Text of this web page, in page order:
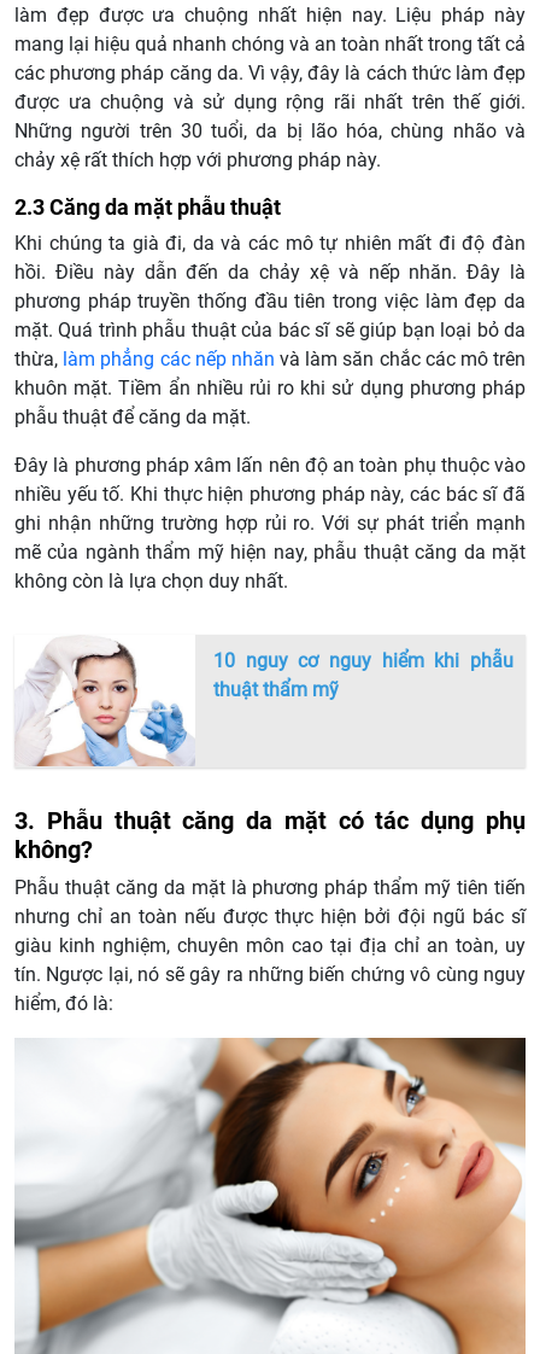
làm đẹp được ưa chuộng nhất hiện nay. Liệu pháp này
mang lại hiệu quả nhanh chóng và an toàn nhất trong tất cả
các phương pháp căng da. Vì vậy, đây là cách thức làm đẹp
được ưa chuộng và sử dụng rộng rãi nhất trên thế giới.
Những người trên 30 tuổi, da bị lão hóa, chùng nhão và
chảy xệ rất thích hợp với phương pháp này.
2.3 Căng da mặt phẫu thuật
Khi chúng ta già đi, da và các mô tự nhiên mất đi độ đàn
hồi. Điều này dẫn đến da chảy xệ và nếp nhăn. Đây là
phương pháp truyền thống đầu tiên trong việc làm đẹp da
mặt. Quá trình phẫu thuật của bác sĩ sẽ giúp bạn loại bỏ da
thừa, làm phẳng các nếp nhăn và làm săn chắc các mô trên
khuôn mặt. Tiềm ẩn nhiều rủi ro khi sử dụng phương pháp
phẫu thuật để căng da mặt.
Đây là phương pháp xâm lấn nên độ an toàn phụ thuộc vào
nhiều yếu tố. Khi thực hiện phương pháp này, các bác sĩ đã
ghi nhận những trường hợp rủi ro. Với sự phát triển mạnh
mẽ của ngành thẩm mỹ hiện nay, phẫu thuật căng da mặt
không còn là lựa chọn duy nhất.
10 nguy cơ nguy hiểm khi phẫu
thuật thẩm mỹ
3. Phẫu thuật căng da mặt có tác dụng phụ
không?
Phẫu thuật căng da mặt là phương pháp thẩm mỹ tiên tiến
nhưng chỉ an toàn nếu được thực hiện bởi đội ngũ bác sĩ
giàu kinh nghiệm, chuyên môn cao tại địa chỉ an toàn, uy
tín. Ngược lại, nó sẽ gây ra những biến chứng vô cùng nguy
hiểm, đó là: